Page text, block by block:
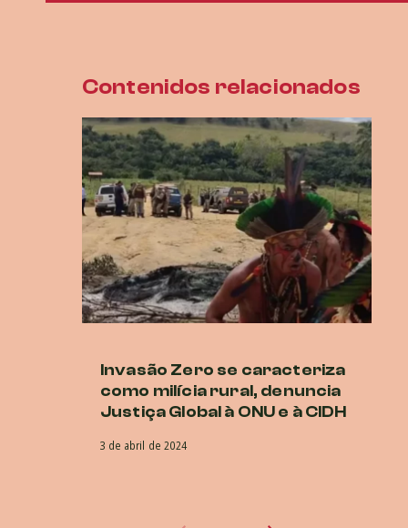
Contenidos relacionados
Invasão Zero se caracteriza
como milícia rural, denuncia
Justiça Global à ONU e à CIDH
3 de abril de 2024